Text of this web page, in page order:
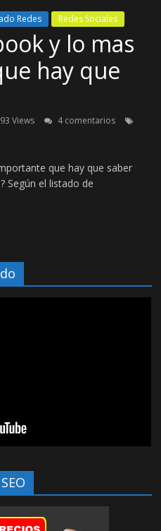
Redes Redes Sociales
y lo mas
hay que
Views
4 comentarios
que hay que saber
Según el listado de